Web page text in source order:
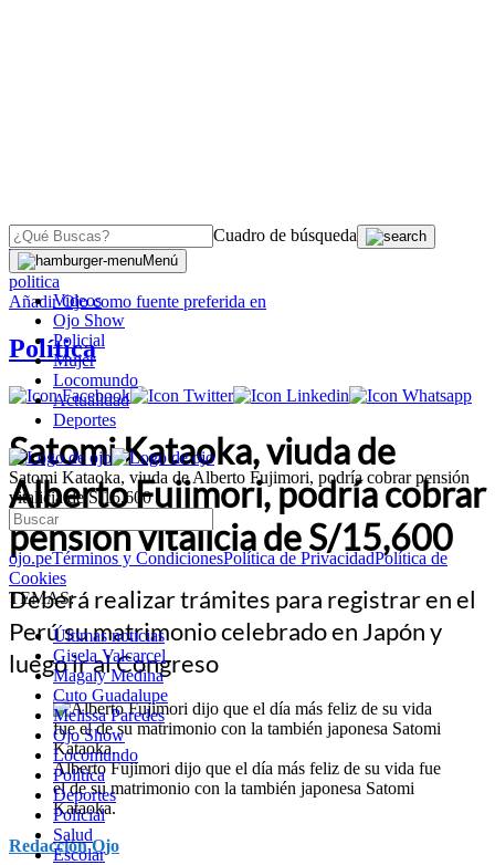
Cuadro de búsqueda
Menú
Videos
Ojo Show
Policial
Mujer
Locomundo
Actualidad
Deportes
Satomi Kataoka, viuda de Alberto Fujimori, podría cobrar pensión
vitalicia de S/15,600
ojo.peTérminos y CondicionesPolítica de PrivacidadPolítica de
Cookies
TEMAS:
Últimas noticias
Gisela Valcarcel
Magaly Medina
Cuto Guadalupe
Melissa Paredes
Ojo Show
Locomundo
Política
Deportes
Policial
Salud
Escolar
OJO
politica
AñadirOjocomo fuente preferida en
Política
Satomi Kataoka, viuda de
Alberto Fujimori, podría cobrar
pensión vitalicia de S/15,600
Deberá realizar trámites para registrar en el
Perú su matrimonio celebrado en Japón y
luego ir al Congreso
Alberto Fujimori dijo que el día más feliz de su vida fue
el de su matrimonio con la también japonesa Satomi
Kataoka.
Redacción Ojo